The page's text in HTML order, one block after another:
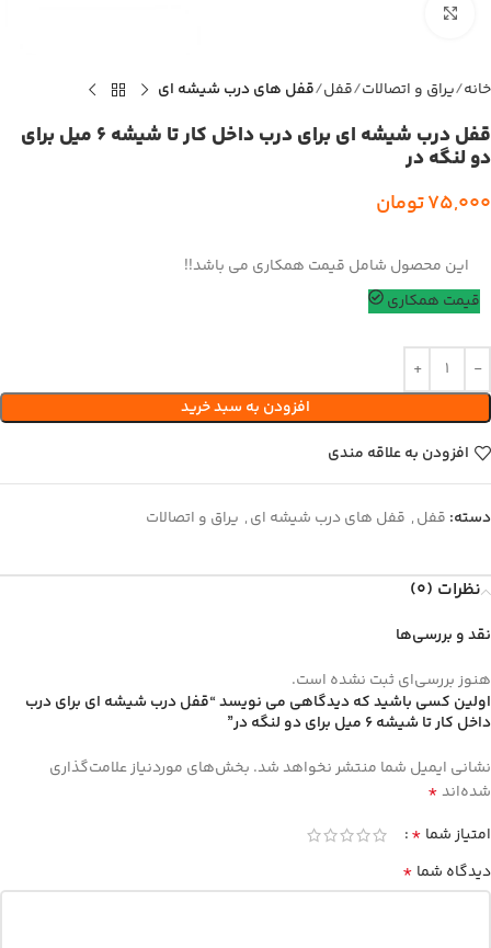
خانه یراق و اتصالات قفل قفل های درب شیشه ای
قفل درب شیشه ای برای درب داخل کار تا شیشه 6 میل برای
دو لنگه در
75,000تومان
این محصول شامل قیمت همکاری می باشد!!
قیمت همکاری
افزودن به سبد خرید
افزودن به علاقه مندی
دسته: قفل, قفل های درب شیشه ای, یراق و اتصالات
نظرات (0)
نقد و بررسی‌ها
هنوز بررسی‌ای ثبت نشده است.
اولین کسی باشید که دیدگاهی می نویسد “قفل درب شیشه ای برای درب
داخل کار تا شیشه 6 میل برای دو لنگه در”
نشانی ایمیل شما منتشر نخواهد شد. بخش‌های موردنیاز علامت‌گذاری
شده‌اند*
امتیاز شما *
دیدگاه شما *